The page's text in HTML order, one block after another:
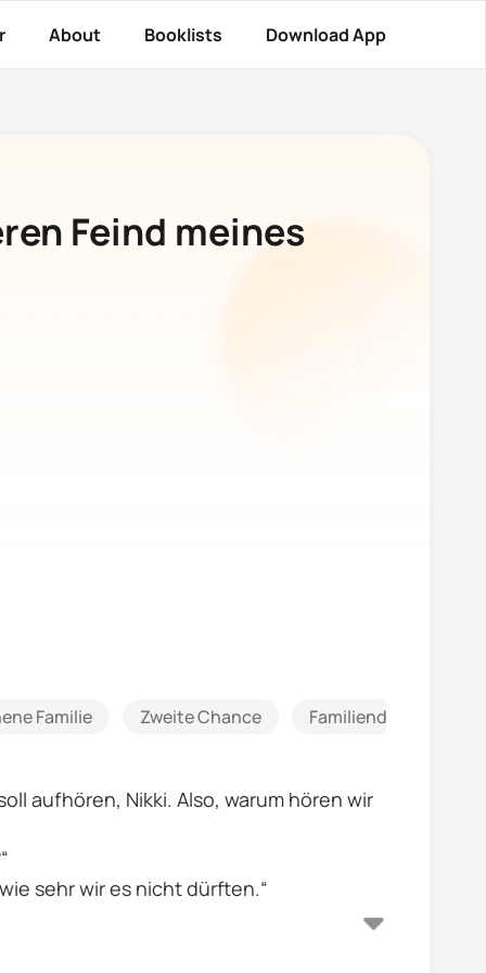
About Booklists Download App
Feind meines
Familie Zweite Chance Familiendrama
aufhören, Nikki. Also, warum hören wir
sehr wir es nicht dürften.“